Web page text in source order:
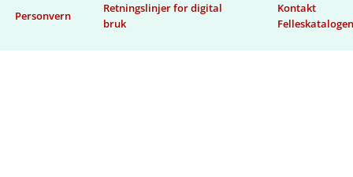
Personvern
Retningslinjer for digital
bruk
Kontakt
Felleskatalogen